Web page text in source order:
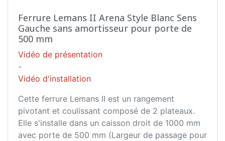
Ferrure Lemans II Arena Style Blanc Sens
Gauche sans amortisseur pour porte de
500 mm
Vidéo de présentation
-
Vidéo d'installation
Cette ferrure Lemans II est un rangement
pivotant et coulissant composé de 2 plateaux.
Elle s'installe dans un caisson droit de 1000 mm
avec porte de 500 mm (Largeur de passage pour